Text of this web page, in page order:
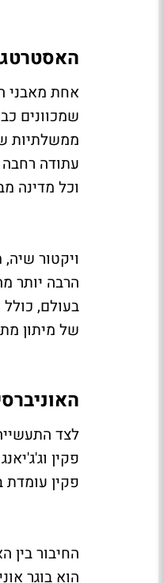
אחת מאבני
שמכוונים
ממשלתיות
עתודה רחבה
וכל מדינה
הרבה יותר
בעולם,
של מיתון
לצד
פקין עומדת
הוא בוגר